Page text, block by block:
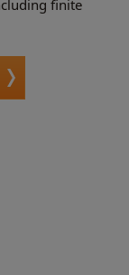
finite